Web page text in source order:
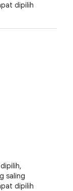
dipilih
saling
dipilih